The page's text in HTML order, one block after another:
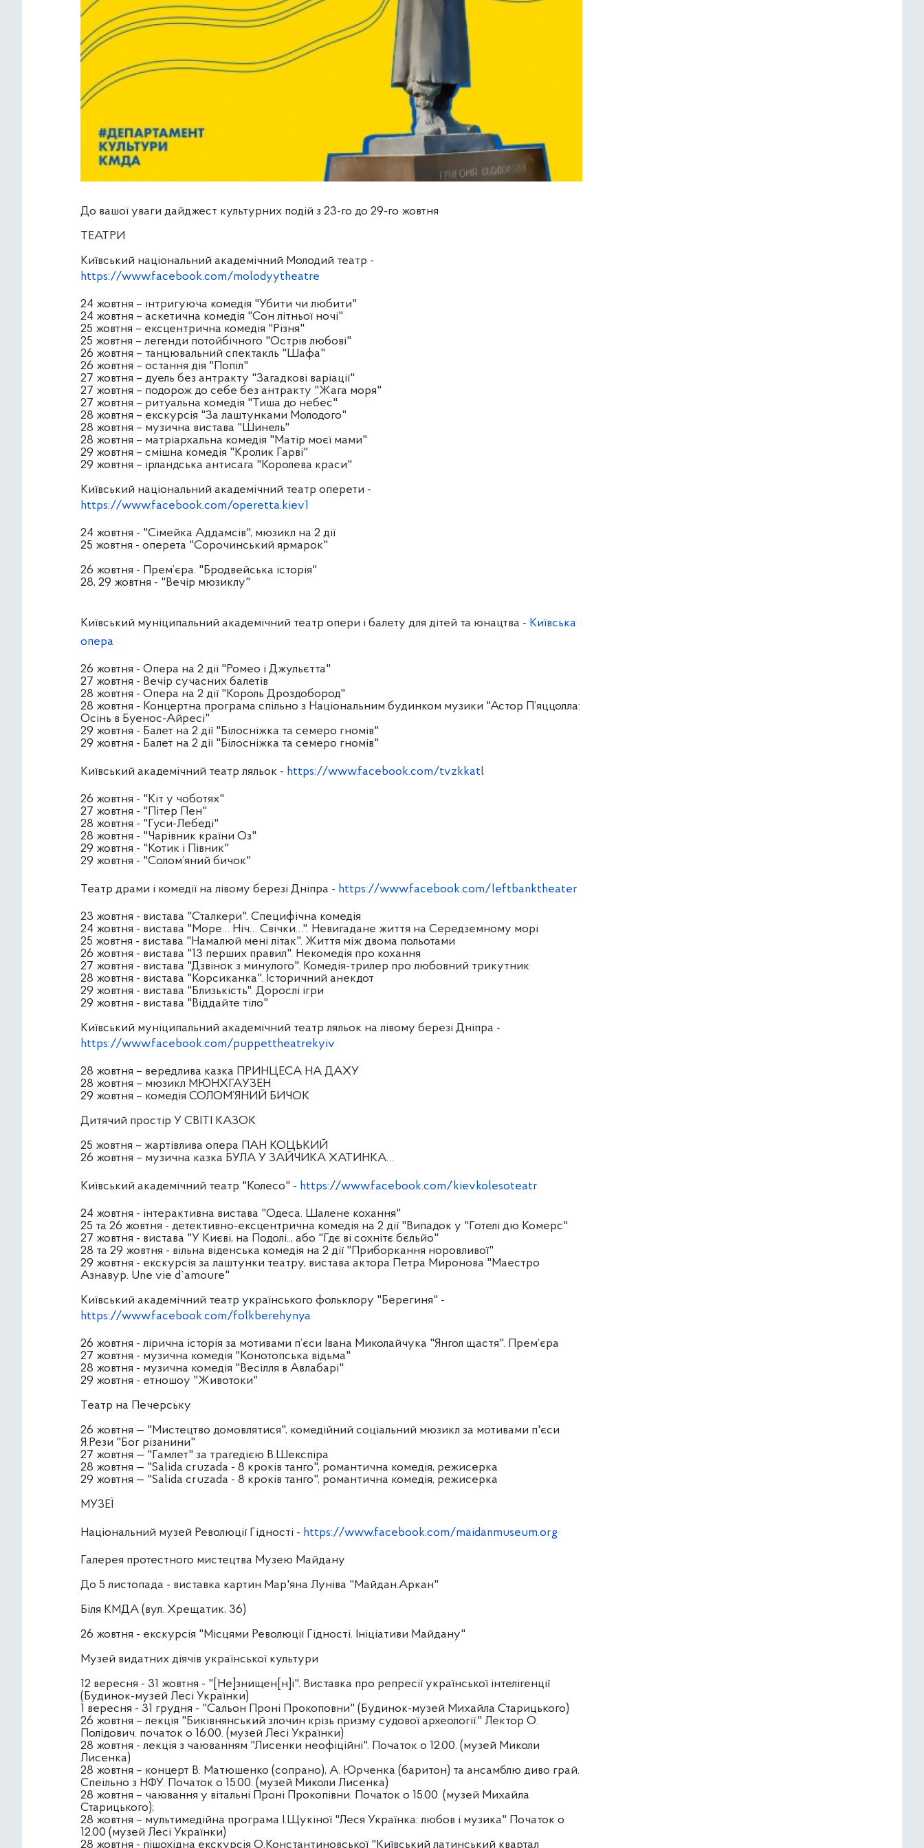
До вашої уваги дайджест культурних подій з 23-го до 29-го жовтня
ТЕАТРИ
Київський національний академічний Молодий театр -
https://www.facebook.com/molodyytheatre
24 жовтня – інтригуюча комедія "Убити чи любити"
24 жовтня – аскетична комедія "Сон літньої ночі"
25 жовтня – ексцентрична комедія "Різня"
25 жовтня – легенди потойбічного "Острів любові"
26 жовтня – танцювальний спектакль "Шафа"
26 жовтня – остання дія "Попіл"
27 жовтня – дуель без антракту "Загадкові варіації"
27 жовтня – подорож до себе без антракту "Жага моря"
27 жовтня – ритуальна комедія "Тиша до небес"
28 жовтня – екскурсія "За лаштунками Молодого"
28 жовтня – музична вистава "Шинель"
28 жовтня – матріархальна комедія "Матір моєї мами"
29 жовтня – смішна комедія "Кролик Гарві"
29 жовтня – ірландська антисага "Королева краси"
Київський національний академічний театр оперети -
https://www.facebook.com/operetta.kiev1
24 жовтня - "Сімейка Аддамсів", мюзикл на 2 дії
25 жовтня - оперета "Сорочинський ярмарок"
26 жовтня - Прем’єра. "Бродвейська історія"
28, 29 жовтня - "Вечір мюзиклу"
Київський муніципальний академічний театр опери і балету для дітей та юнацтва - Київська
опера
26 жовтня - Опера на 2 дії "Ромео і Джульєтта"
27 жовтня - Вечір сучасних балетів
28 жовтня - Опера на 2 дії "Король Дроздобород"
28 жовтня - Концертна програма спільно з Національним будинком музики "Астор П’яццолла:
Осінь в Буенос-Айресі"
29 жовтня - Балет на 2 дії "Білосніжка та семеро гномів"
29 жовтня - Балет на 2 дії "Білосніжка та семеро гномів"
Київський академічний театр ляльок - https://www.facebook.com/tvzkkatl
26 жовтня - "Кіт у чоботях"
27 жовтня - "Пітер Пен"
28 жовтня - "Гуси-Лебеді"
28 жовтня - "Чарівник країни Оз"
29 жовтня - "Котик і Півник"
29 жовтня - "Солом’яний бичок"
Театр драми і комедії на лівому березі Дніпра - https://www.facebook.com/leftbanktheater
23 жовтня - вистава "Сталкери". Специфічна комедія
24 жовтня - вистава "Море… Ніч… Свічки…". Невигадане життя на Середземному морі
25 жовтня - вистава "Намалюй мені літак". Життя між двома польотами
26 жовтня - вистава "13 перших правил". Некомедія про кохання
27 жовтня - вистава "Дзвінок з минулого". Комедія-трилер про любовний трикутник
28 жовтня - вистава "Корсиканка". Історичний анекдот
29 жовтня - вистава "Близькість". Дорослі ігри
29 жовтня - вистава "Віддайте тіло"
Київський муніципальний академічний театр ляльок на лівому березі Дніпра -
https://www.facebook.com/puppettheatrekyiv
28 жовтня – вередлива казка ПРИНЦЕСА НА ДАХУ
28 жовтня – мюзикл МЮНХГАУЗЕН
29 жовтня – комедія СОЛОМ’ЯНИЙ БИЧОК
Дитячий простір У СВІТІ КАЗОК
25 жовтня – жартівлива опера ПАН КОЦЬКИЙ
26 жовтня – музична казка БУЛА У ЗАЙЧИКА ХАТИНКА…
Київський академічний театр "Колесо" - https://www.facebook.com/kievkolesoteatr
24 жовтня - інтерактивна вистава "Одеса. Шалене кохання"
25 та 26 жовтня - детективно-ексцентрична комедія на 2 дії "Випадок у "Готелі дю Комерс"
27 жовтня - вистава "У Києві, на Подолі.., або "Гдє ві сохнітє бєльйо"
28 та 29 жовтня - вільна віденська комедія на 2 дії "Приборкання норовливої"
29 жовтня - екскурсія за лаштунки театру, вистава актора Петра Миронова "Маестро
Азнавур. Une vie d`amoure"
Київський академічний театр українського фольклору "Берегиня" -
https://www.facebook.com/folkberehynya
26 жовтня - лірична історія за мотивами п’єси Івана Миколайчука "Янгол щастя". Прем’єра
27 жовтня - музична комедія "Конотопська відьма"
28 жовтня - музична комедія "Весілля в Авлабарі"
29 жовтня - етношоу "Животоки"
Театр на Печерську
26 жовтня — "Мистецтво домовлятися", комедійний соціальний мюзикл за мотивами п'єси
Я.Рези "Бог різанини"
27 жовтня — "Гамлет" за трагедією В.Шекспіра
28 жовтня — "Salida cruzada - 8 кроків танго", романтична комедія, режисерка
29 жовтня — "Salida cruzada - 8 кроків танго", романтична комедія, режисерка
МУЗЕЇ
Національний музей Революції Гідності - https://www.facebook.com/maidanmuseum.org
Галерея протестного мистецтва Музею Майдану
До 5 листопада - виставка картин Мар'яна Луніва "Майдан.Аркан"
Біля КМДА (вул. Хрещатик, 36)
26 жовтня - екскурсія "Місцями Революції Гідності. Ініціативи Майдану"
Музей видатних діячів української культури
12 вересня - 31 жовтня - "[Не]знищен[н]і". Виставка про репресії української інтелігенції
(Будинок-музей Лесі Українки)
1 вересня - 31 грудня - "Сальон Проні Прокоповни" (Будинок-музей Михайла Старицького)
26 жовтня – лекція "Биківнянський злочин крізь призму судової археології." Лектор О.
Полідович. початок о 16.00. (музей Лесі Українки)
28 жовтня - лекція з чаюванням "Лисенки неофіційні". Початок о 12.00. (музей Миколи
Лисенка)
28 жовтня – концерт В. Матюшенко (сопрано), А. Юрченка (баритон) та ансамблю диво грай.
Спеільно з НФУ. Початок о 15.00. (музей Миколи Лисенка)
28 жовтня – чаювання у вітальні Проні Прокопівни. Початок о 15.00. (музей Михайла
Старицького);
28 жовтня – мультимедійна програма І.Щукіної "Леся Українка: любов і музика" Початок о
12.00 (музей Лесі Українки)
28 жовтня - пішохідна екскурсія О.Константиновської "Київський латинський квартал